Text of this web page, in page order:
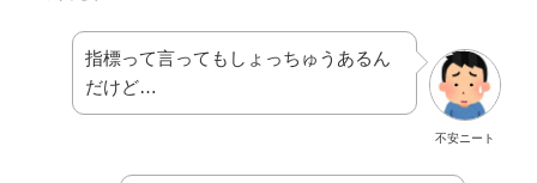
不安ニート
指標って言ってもしょっちゅうあるん
だけど…